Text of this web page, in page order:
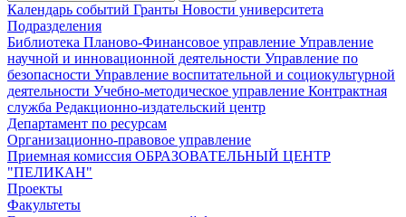
Календарь событий Гранты Новости университета
Подразделения
Библиотека Планово-Финансовое управление Управление
научной и инновационной деятельности Управление по
безопасности Управление воспитательной и социокультурной
деятельности Учебно-методическое управление Контрактная
служба Редакционно-издательский центр
Департамент по ресурсам
Организационно-правовое управление
Приемная комиссия ОБРАЗОВАТЕЛЬНЫЙ ЦЕНТР
"ПЕЛИКАН"
Проекты
Факультеты